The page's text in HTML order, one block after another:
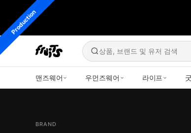
상품, 브랜드 및 유저 검색
맨즈웨어 우먼즈웨어 라이프
BRAND
Production